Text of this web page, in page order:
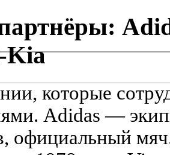
Kia
которые
Adidas —
официальный